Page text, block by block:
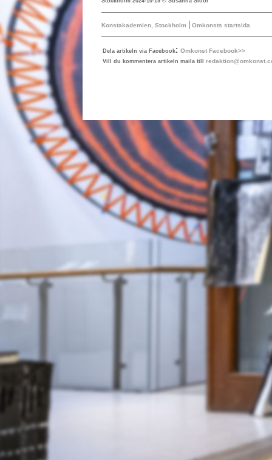
Konstakademien, Stockholm | Omkonsts startsida
Dela artikeln via Facebook: Omkonst Facebook>>
Vill du kommentera artikeln maila till